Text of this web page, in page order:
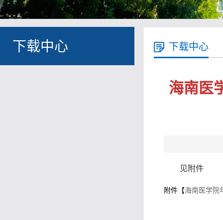
下载中心 下载中心
海南医
见附件
附件【海南医学院